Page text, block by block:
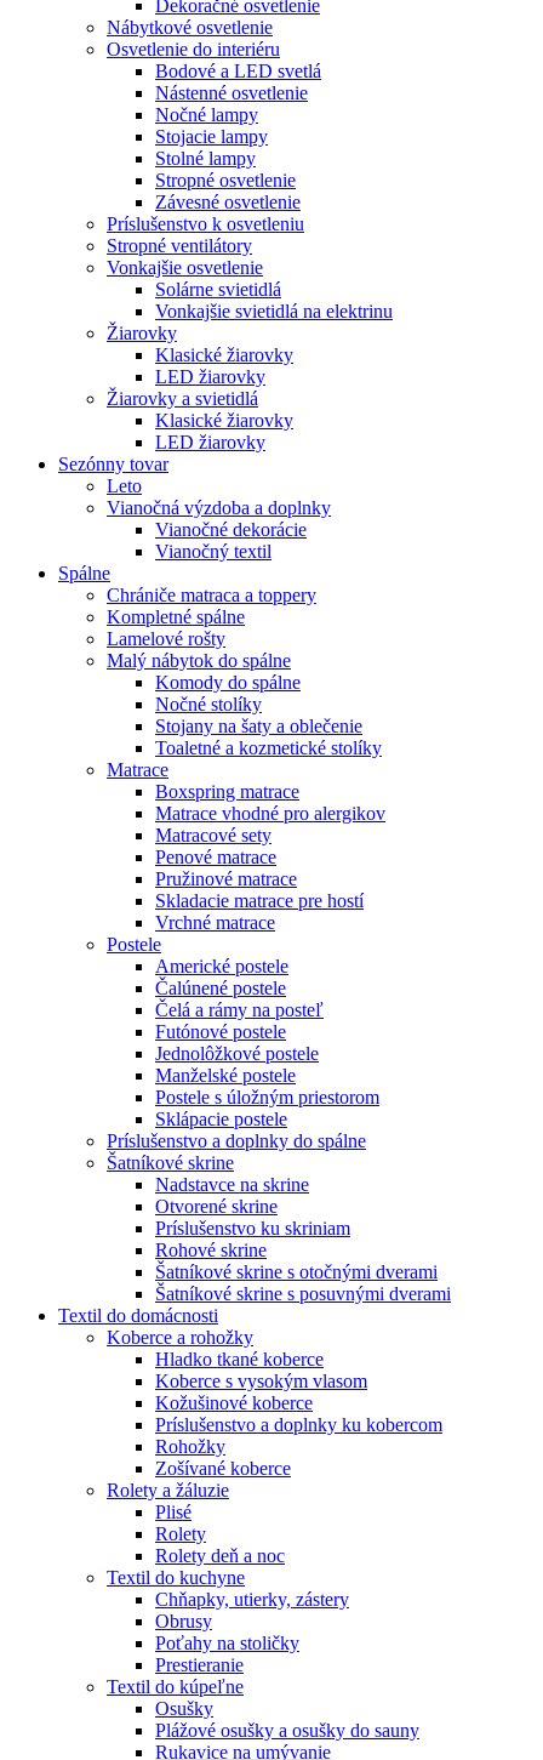
Dekoračné osvetlenie
Nábytkové osvetlenie
Osvetlenie do interiéru
Bodové a LED svetlá
Nástenné osvetlenie
Nočné lampy
Stojacie lampy
Stolné lampy
Stropné osvetlenie
Závesné osvetlenie
Príslušenstvo k osvetleniu
Stropné ventilátory
Vonkajšie osvetlenie
Solárne svietidlá
Vonkajšie svietidlá na elektrinu
Žiarovky
Klasické žiarovky
LED žiarovky
Žiarovky a svietidlá
Klasické žiarovky
LED žiarovky
Sezónny tovar
Leto
Vianočná výzdoba a doplnky
Vianočné dekorácie
Vianočný textil
Spálne
Chrániče matraca a toppery
Kompletné spálne
Lamelové rošty
Malý nábytok do spálne
Komody do spálne
Nočné stolíky
Stojany na šaty a oblečenie
Toaletné a kozmetické stolíky
Matrace
Boxspring matrace
Matrace vhodné pro alergikov
Matracové sety
Penové matrace
Pružinové matrace
Skladacie matrace pre hostí
Vrchné matrace
Postele
Americké postele
Čalúnené postele
Čelá a rámy na posteľ
Futónové postele
Jednolôžkové postele
Manželské postele
Postele s úložným priestorom
Sklápacie postele
Príslušenstvo a doplnky do spálne
Šatníkové skrine
Nadstavce na skrine
Otvorené skrine
Príslušenstvo ku skriniam
Rohové skrine
Šatníkové skrine s otočnými dverami
Šatníkové skrine s posuvnými dverami
Textil do domácnosti
Koberce a rohožky
Hladko tkané koberce
Koberce s vysokým vlasom
Kožušinové koberce
Príslušenstvo a doplnky ku kobercom
Rohožky
Zošívané koberce
Rolety a žáluzie
Plisé
Rolety
Rolety deň a noc
Textil do kuchyne
Chňapky, utierky, zástery
Obrusy
Poťahy na stoličky
Prestieranie
Textil do kúpeľne
Osušky
Plážové osušky a osušky do sauny
Rukavice na umývanie